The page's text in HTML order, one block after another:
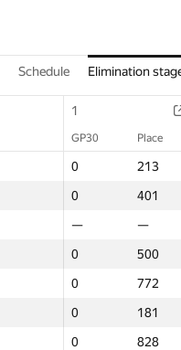
Schedule Elimination
1
GP30 Place
0
213
0
401
—
—
0
500
0
772
0
181
0
828
1
GP30 Place
0
213
0
401
—
—
0
500
0
772
0
181
0
828